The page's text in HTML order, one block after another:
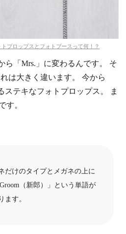
プロップスとフォトブースって何！？
ら「Mrs.」に変わるんです。 そ
は大きく違います。 今から
ステキなフォトプロップス。 ま
す。
だけのタイプとメガネの上に
（新郎）」という単語が
ます。